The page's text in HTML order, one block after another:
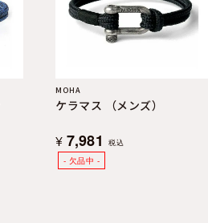
MOHA
ケラマス （メンズ）
¥ 7,981 税込